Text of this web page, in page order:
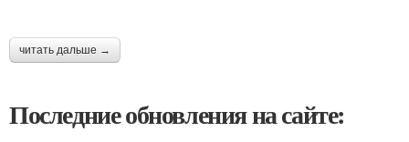
читать дальше →
Последние обновления на сайте: